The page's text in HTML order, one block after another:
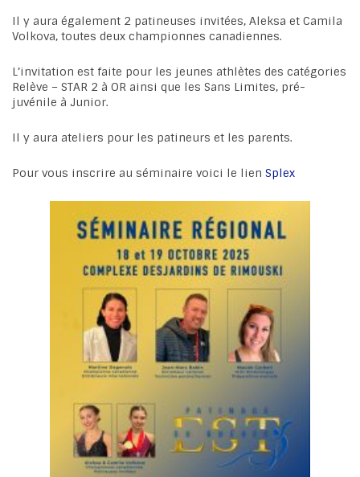
Il y aura également 2 patineuses invitées, Aleksa et Camila
Volkova, toutes deux championnes canadiennes.
L’invitation est faite pour les jeunes athlètes des catégories
Relève – STAR 2 à OR ainsi que les Sans Limites, pré-
juvénile à Junior.
Il y aura ateliers pour les patineurs et les parents.
Pour vous inscrire au séminaire voici le lien Splex